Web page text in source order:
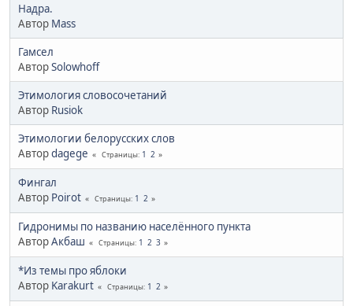
Надра.
Автор Mass
Гамсел
АвторSolowhoff
Этимология словосочетаний
Автор Rusiok
Этимологии белорусских слов
Авторdagege Страницы 1 2
Фингал
Автор Poirot Страницы 1 2
Гидронимы по названию населённого пункта
АвторАкбаш Страницы 1 2 3
*Из темы про яблоки
Автор Karakurt Страницы 1 2